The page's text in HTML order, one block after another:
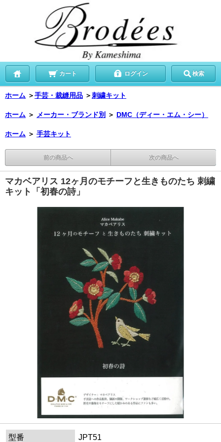
カート ログイン 検索
ホーム ＞手芸・裁縫用品 ＞刺繍キット
ホーム ＞ メーカー・ブランド別 ＞ DMC（ディー・エム・シー）
ホーム ＞ 手芸キット
前の商品へ 次の商品へ
マカベアリス 12ヶ月のモチーフと生きものたち 刺繍
キット「初春の詩」
型番
JPT51